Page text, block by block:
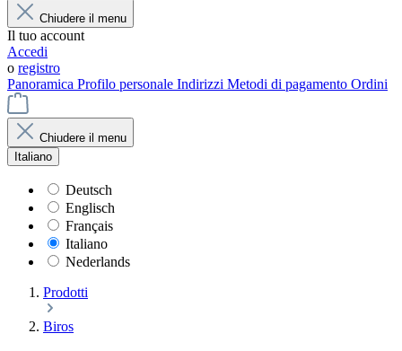
Chiudere il menu
Il tuo account
Accedi
o registro
Panoramica Profilo personale Indirizzi Metodi di pagamento Ordini
Chiudere il menu
Italiano
Deutsch
Englisch
Français
Italiano
Nederlands
Prodotti
Biros